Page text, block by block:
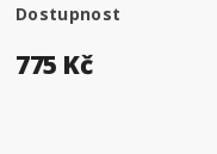
Dostupnost
775 Kč